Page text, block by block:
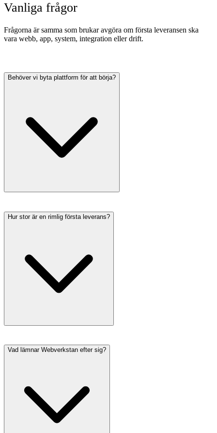
Vanliga frågor
Frågorna är samma som brukar avgöra om första leveransen ska
vara webb, app, system, integration eller drift.
Behöver vi byta plattform för att börja?
Hur stor är en rimlig första leverans?
Vad lämnar Webverkstan efter sig?